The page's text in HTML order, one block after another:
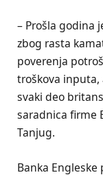
– Prošla godina
zbog rasta
poverenja
troškova inputa,
svaki deo
saradnica firme
Tanjug.
Banka